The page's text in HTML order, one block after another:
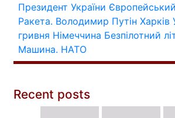
Президент України
Ракета. Володимир Путін Харків
гривня Німеччина Безпілотний
Машина. НАТО
Recent posts